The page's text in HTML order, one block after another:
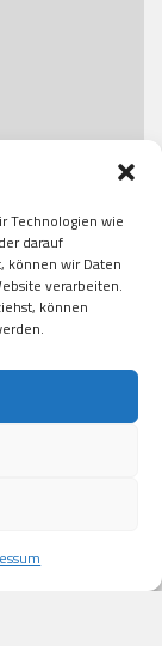
Technologien wie
darauf
können wir Daten
verarbeiten.
können